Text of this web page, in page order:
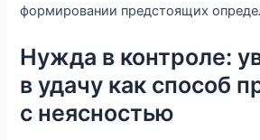
формировании предстоящих
Нужда в контроле:
в удачу как способ
с неясностью